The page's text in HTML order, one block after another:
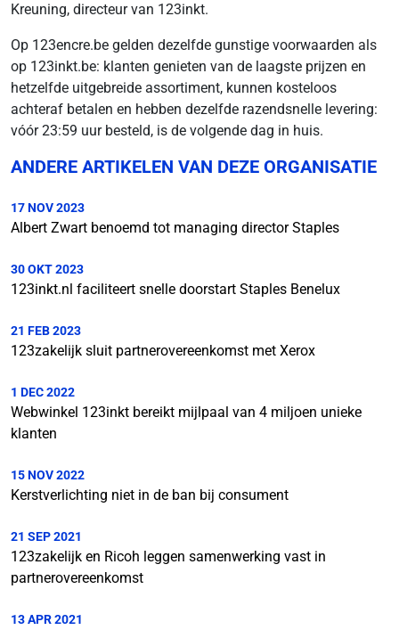
Kreuning, directeur van 123inkt.
Op 123encre.be gelden dezelfde gunstige voorwaarden als
op 123inkt.be: klanten genieten van de laagste prijzen en
hetzelfde uitgebreide assortiment, kunnen kosteloos
achteraf betalen en hebben dezelfde razendsnelle levering:
vóór 23:59 uur besteld, is de volgende dag in huis.
ANDERE ARTIKELEN VAN DEZE ORGANISATIE
17 NOV 2023
Albert Zwart benoemd tot managing director Staples
30 OKT 2023
123inkt.nl faciliteert snelle doorstart Staples Benelux
21 FEB 2023
123zakelijk sluit partnerovereenkomst met Xerox
1 DEC 2022
Webwinkel 123inkt bereikt mijlpaal van 4 miljoen unieke
klanten
15 NOV 2022
Kerstverlichting niet in de ban bij consument
21 SEP 2021
123zakelijk en Ricoh leggen samenwerking vast in
partnerovereenkomst
13 APR 2021